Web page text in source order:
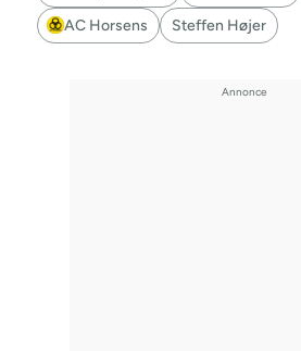
AC Horsens
Steffen Højer